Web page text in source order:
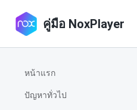
คู่มือ NoxPlayer
หน้าแรก
ปัญหาทั่วไป